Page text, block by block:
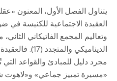
يتناول الفصل الأول، المعنون
العقيدة الاجتماعية للكنيسة في
وتعاليم المجمع الفاتيكاني
الديناميكي
مجرد دليل للمبادئ والقواعد